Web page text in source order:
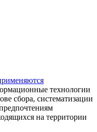
технологии
сбора, систематизации
на территории